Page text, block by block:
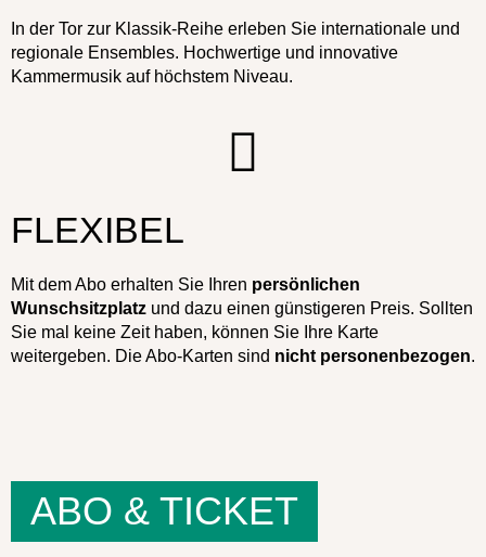
In der Tor zur Klassik-Reihe erleben Sie internationale und
regionale Ensembles. Hochwertige und innovative
Kammermusik auf höchstem Niveau.
FLEXIBEL
Mit dem Abo erhalten Sie Ihren persönlichen
Wunschsitzplatz und dazu einen günstigeren Preis. Sollten
Sie mal keine Zeit haben, können Sie Ihre Karte
weitergeben. Die Abo-Karten sind nicht personenbezogen.
ABO & TICKET